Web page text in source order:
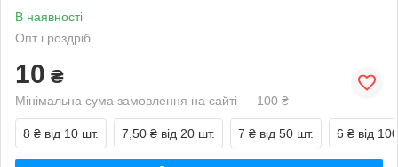
В наявності
Опт і роздріб
10 ₴
Мінімальна сума замовлення на сайті — 100 ₴
8 ₴ від 10 шт. 7,50 ₴ від 20 шт. 7 ₴ від 50 шт. 6 ₴ від